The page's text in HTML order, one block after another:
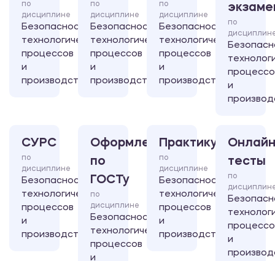
по
дисциплине
Безопасность
технологических
процессов
и
производств
по
дисциплине
Безопасность
технологических
процессов
и
производств
по
дисциплине
Безопасность
технологических
процессов
и
производств
по
и
СУРС
по
дисциплине
Безопасность
технологических
процессов
и
производств
Оформление
по
ГОСТу
по
дисциплине
Безопасность
технологических
процессов
и
Практикум
по
дисциплине
Безопасность
технологических
процессов
и
производств
тесты
по
и